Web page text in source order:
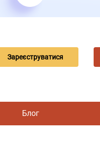
Зареєструватися
Блог